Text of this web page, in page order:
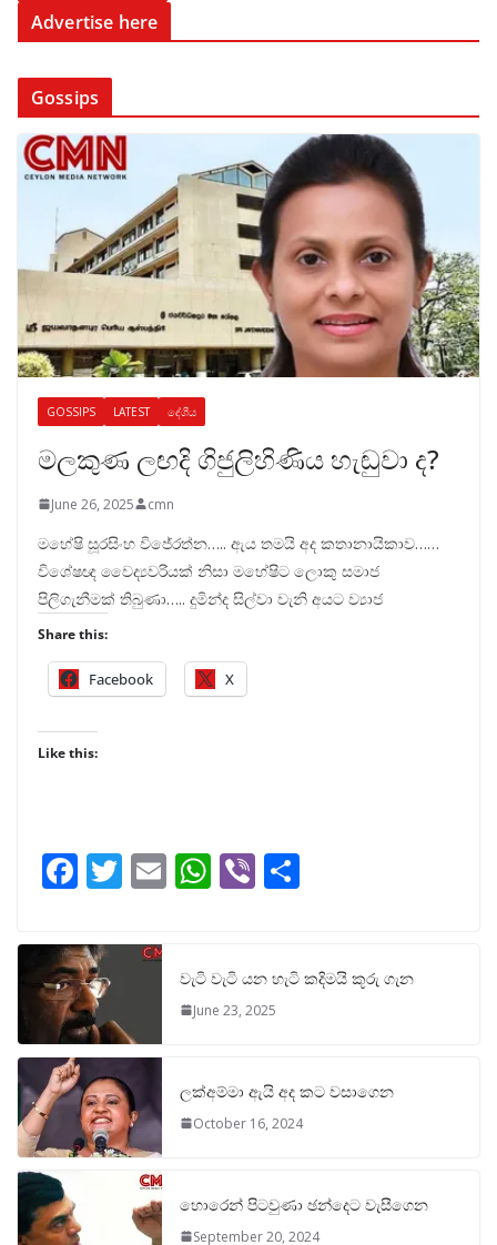
Advertise here
Gossips
GOSSIPS LATEST දේශීය
මලකුණ ලඟදි ගිජුලිහිණිය හැඬුවා ද?
June 26, 2025 cmn
මහේෂි සූරසිංහ විජේරත්න….. ඇය තමයි අද කතානායිකාව……
විශේෂඥ වෛද්‍යවරියක් නිසා මහේෂිට ලොකු සමාජ
පිලිගැනීමක් තිබුණා….. දුමින්ද සිල්වා වැනි අයට ව්‍යාජ
Share this:
Facebook X
Like this:
F
e
b
o
o
k
T
itt
er
E W
s
A
p
Vi
e
වැටි වැටි යන හැටි කදිමයි කූරු ගැන
June 23, 2025
ලක්අම්මා ඇයි අද කට වසාගෙන
October 16, 2024
හොරෙන් පිටවුණා ඡන්දෙට වැසීගෙන
September 20, 2024